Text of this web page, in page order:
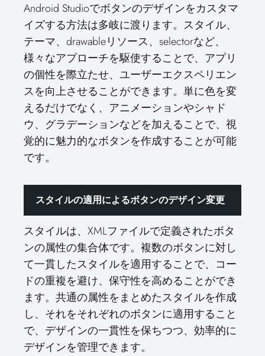
Android Studioでボタンのデザインをカスタマ
イズする方法は多岐に渡ります。スタイル、
テーマ、drawableリソース、selectorなど、
様々なアプローチを駆使することで、アプリ
の個性を際立たせ、ユーザーエクスペリエン
スを向上させることができます。単に色を変
えるだけでなく、アニメーションやシャド
ウ、グラデーションなどを加えることで、視
覚的に魅力的なボタンを作成することが可能
です。
スタイルの適用によるボタンのデザイン変更
スタイルは、XMLファイルで定義されたボタ
ンの属性の集合体です。複数のボタンに対し
て一貫したスタイルを適用することで、コー
ドの重複を避け、保守性を高めることができ
ます。共通の属性をまとめたスタイルを作成
し、それをそれぞれのボタンに適用すること
で、デザインの一貫性を保ちつつ、効率的に
デザインを管理できます。